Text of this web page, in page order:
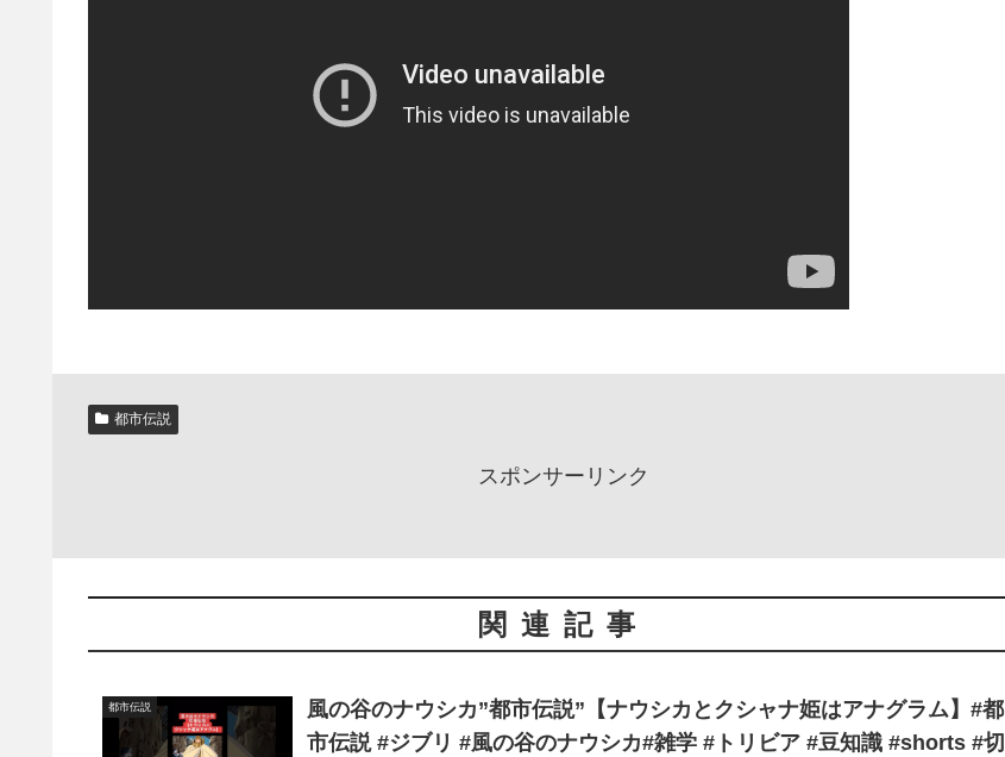
都市伝説
スポンサーリンク
関連記事
都市伝説
風の谷のナウシカ”都市伝説”【ナウシカとクシャナ姫はアナグラム】#都
市伝説 #ジブリ #風の谷のナウシカ#雑学 #トリビア #豆知識 #shorts #切